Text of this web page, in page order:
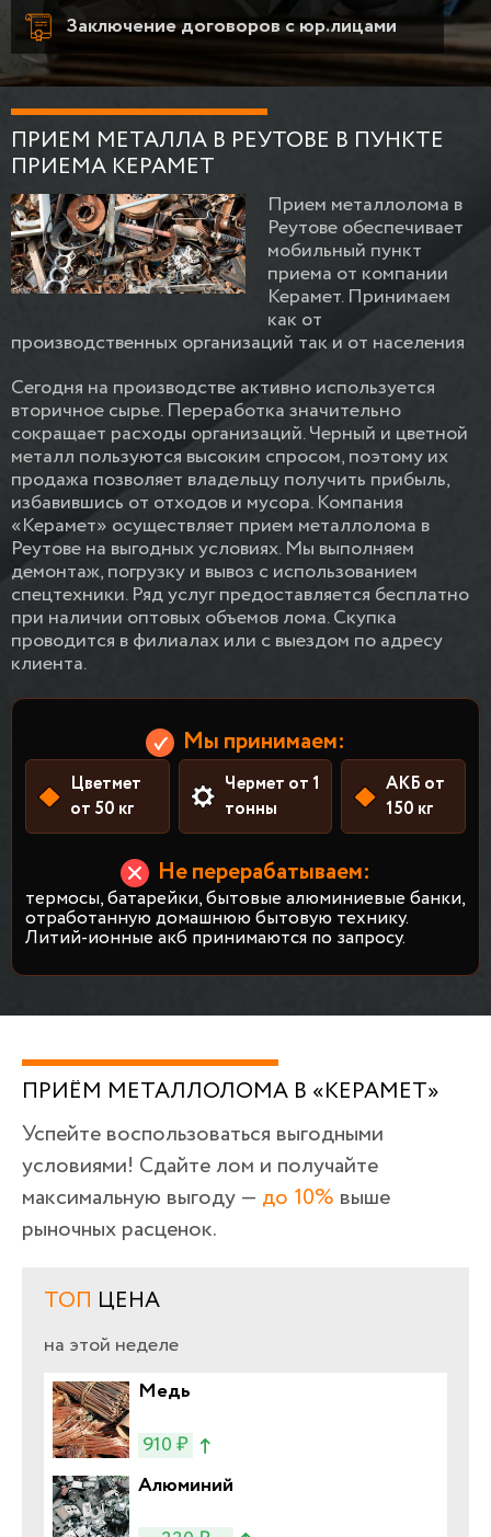
Заключение договоров с юр.лицами
ПРИЕМ МЕТАЛЛА В РЕУТОВЕ В ПУНКТЕ
ПРИЕМА КЕРАМЕТ
Прием металлолома в
Реутове обеспечивает
мобильный пункт
приема от компании
Керамет. Принимаем
как от
производственных организаций так и от населения
Сегодня на производстве активно используется
вторичное сырье. Переработка значительно
сокращает расходы организаций. Черный и цветной
металл пользуются высоким спросом, поэтому их
продажа позволяет владельцу получить прибыль,
избавившись от отходов и мусора. Компания
«Керамет» осуществляет прием металлолома в
Реутове на выгодных условиях. Мы выполняем
демонтаж, погрузку и вывоз с использованием
спецтехники. Ряд услуг предоставляется бесплатно
при наличии оптовых объемов лома. Скупка
проводится в филиалах или с выездом по адресу
клиента.
Мы принимаем:
Цветмет
от 50 кг
Чермет от 1
тонны
АКБ от
150 кг
Не перерабатываем:
термосы, батарейки, бытовые алюминиевые банки,
отработанную домашнюю бытовую технику.
Литий-ионные акб принимаются по запросу.
ПРИЁМ МЕТАЛЛОЛОМА В «КЕРАМЕТ»
Успейте воспользоваться выгодными
условиями! Сдайте лом и получайте
максимальную выгоду — до 10% выше
рыночных расценок.
ТОП ЦЕНА
на этой неделе
Медь
910 ₽
Алюминий